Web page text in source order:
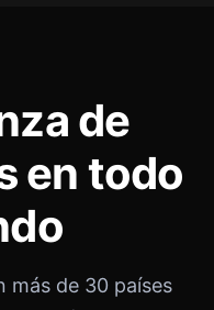
de
en todo
más de 30 países